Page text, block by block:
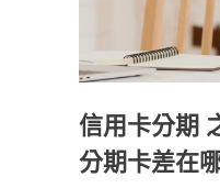
信用卡分期
分期卡差在